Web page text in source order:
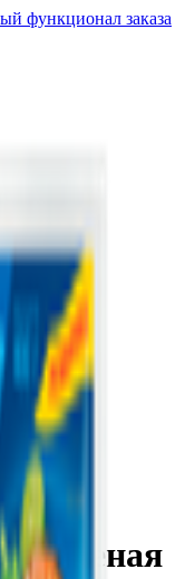
функционал заказа
мороженая
BYN
BYN